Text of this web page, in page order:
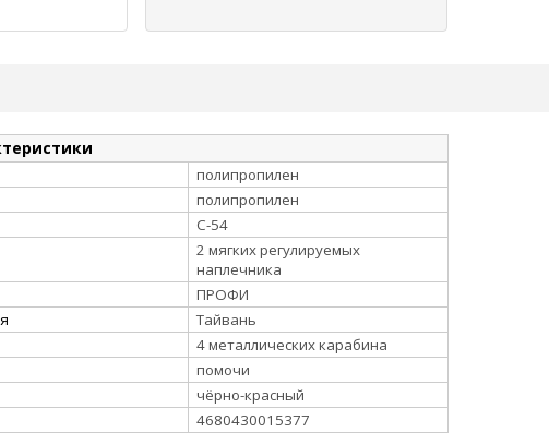
полипропилен
полипропилен
С-54
2 мягких регулируемых
наплечника
ПРОФИ
Тайвань
4 металлических карабина
помочи
чёрно-красный
4680430015377